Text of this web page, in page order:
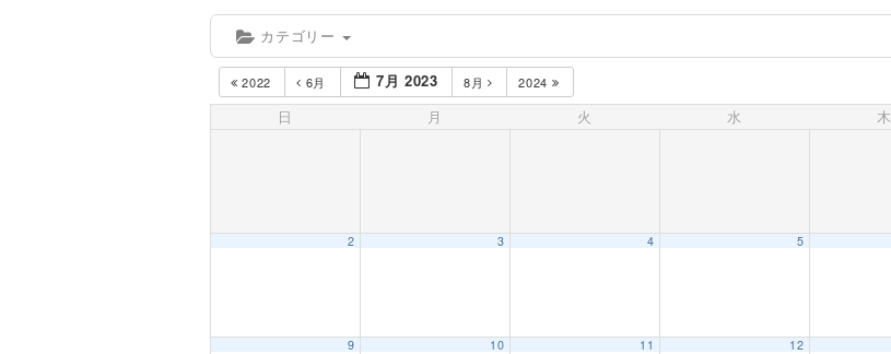
カテゴリー
2022 6月 7月 2023 8月 2024
日 月 火 水 木
2 3 4 5
9 10 11 12